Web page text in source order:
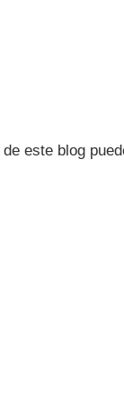
este blog